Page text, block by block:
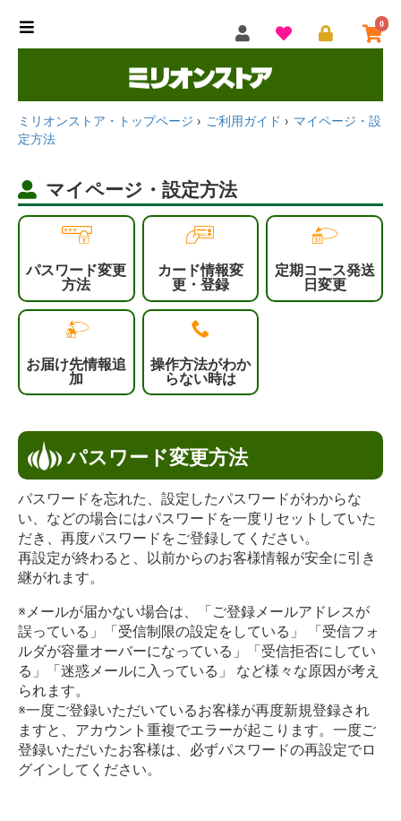
0
ミリオンストア・トップページ ご利用ガイド
マイページ・設
定方法
マイページ・設定方法
パスワード変更
方法
カード情報変
更・登録
定期コース発送
日変更
お届け先情報追
加
操作方法がわか
らない時は
パスワード変更方法
パスワードを忘れた、設定したパスワードがわからな
い、などの場合にはパスワードを一度リセットしていた
だき、再度パスワードをご登録してください。
再設定が終わると、以前からのお客様情報が安全に引き
継がれます。
※メールが届かない場合は、「ご登録メールアドレスが
誤っている」「受信制限の設定をしている」 「受信フォ
ルダが容量オーバーになっている」「受信拒否にしてい
る」「迷惑メールに入っている」 など様々な原因が考え
られます。
※一度ご登録いただいているお客様が再度新規登録され
ますと、アカウント重複でエラーが起こります。一度ご
登録いただいたお客様は、必ずパスワードの再設定でロ
グインしてください。